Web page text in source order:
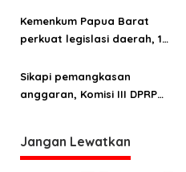
predikat WBK
Kemenkum Papua Barat
perkuat legislasi daerah, 123
diharmonisasi sepanjang
2025
Sikapi pemangkasan
anggaran, Komisi III DPRP
Jangan Lewatkan